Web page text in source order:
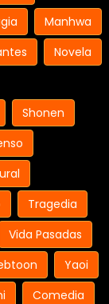
Manhwa
Novela
Shonen
Tragedia
Vida Pasadas
Yaoi
Comedia